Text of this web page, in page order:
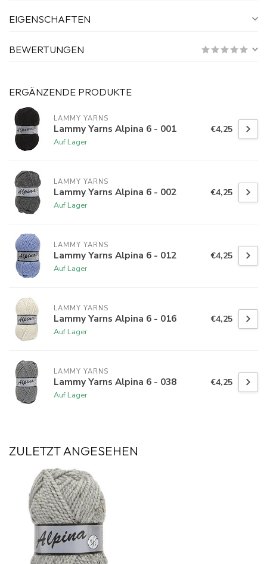
EIGENSCHAFTEN
BEWERTUNGEN
ERGÄNZENDE PRODUKTE
LAMMY YARNS
Lammy Yarns Alpina 6 - 001
Auf Lager
€4,25
LAMMY YARNS
Lammy Yarns Alpina 6 - 002
Auf Lager
€4,25
LAMMY YARNS
Lammy Yarns Alpina 6 - 012
Auf Lager
€4,25
LAMMY YARNS
Lammy Yarns Alpina 6 - 016
Auf Lager
€4,25
LAMMY YARNS
Lammy Yarns Alpina 6 - 038
Auf Lager
€4,25
ZULETZT ANGESEHEN